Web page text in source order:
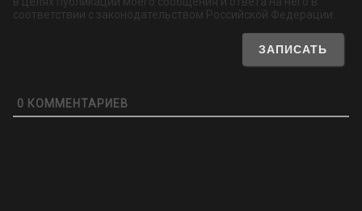
соответствии с законодательством Российской Федерации.
0 КОММЕНТАРИЕВ